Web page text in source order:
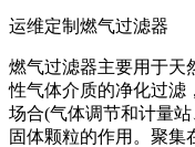
运维定制燃气过滤器
燃气过滤器主要用于天
性气体介质的净化过滤
场合(气体调节和计量
固体颗粒的作用。聚集